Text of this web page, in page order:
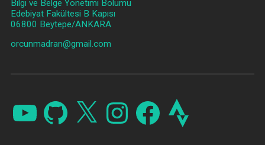
Bilgi ve Belge Yönetimi Bölümü
Edebiyat Fakültesi B Kapısı
06800 Beytepe/ANKARA
orcunmadran@gmail.com
YouTube GitHub X InstagramFacebook Strava